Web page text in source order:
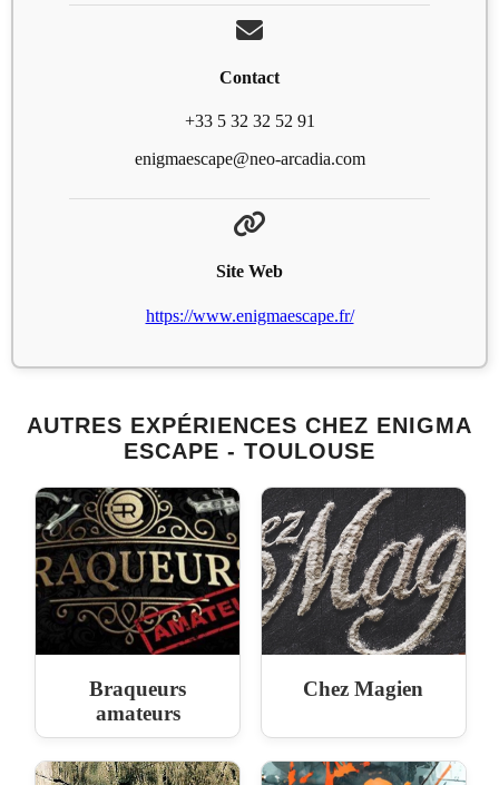
Contact
+33 5 32 32 52 91
enigmaescape@neo-arcadia.com
Site Web
https://www.enigmaescape.fr/
AUTRES EXPÉRIENCES CHEZ ENIGMA
ESCAPE - TOULOUSE
Braqueurs
amateurs
Chez Magien